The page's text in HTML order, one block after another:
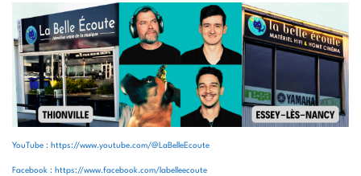
YouTube : https://www.youtube.com/@LaBelleEcoute
Facebook : https://www.facebook.com/labelleecoute